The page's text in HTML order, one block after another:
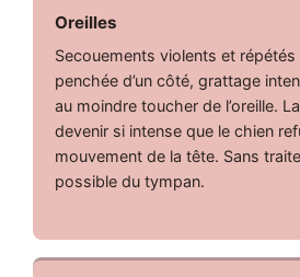
Oreilles
Secouements violents et
penchée d’un côté, grattage
au moindre toucher de l’oreille.
devenir si intense que le chien
mouvement de la tête. Sans
possible du tympan.